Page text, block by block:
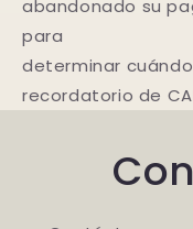
abandonado su
para
determinar
recordatorio de